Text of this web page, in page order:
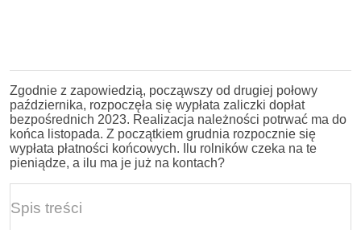
Zgodnie z zapowiedzią, począwszy od drugiej połowy
października, rozpoczęła się wypłata zaliczki dopłat
bezpośrednich 2023. Realizacja należności potrwać ma do
końca listopada. Z początkiem grudnia rozpocznie się
wypłata płatności końcowych. Ilu rolników czeka na te
pieniądze, a ilu ma je już na kontach?
Spis treści